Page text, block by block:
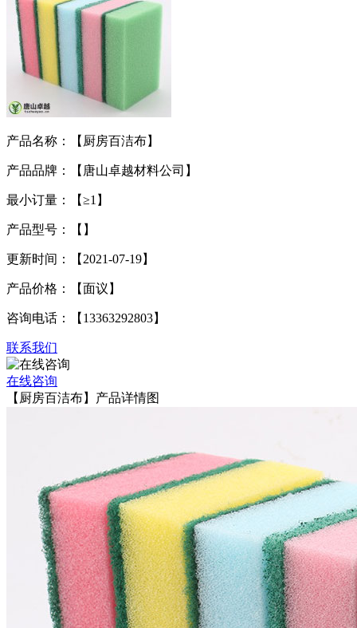
产品名称：【厨房百洁布】
产品品牌：【唐山卓越材料公司】
最小订量：【≥1】
产品型号：【】
更新时间：【2021-07-19】
产品价格：【面议】
咨询电话：【13363292803】
联系我们
在线咨询
【厨房百洁布】产品详情图